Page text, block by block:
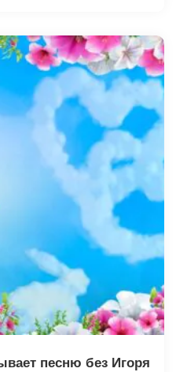
песню без Игоря